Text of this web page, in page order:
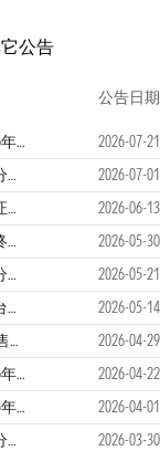
公告
公告日期
摩根全球多元配置证券投资基金(QDII-FOF)2026年第2季度报告
2026-07-21
摩根基金管理（中国）有限公司关于旗下部分基金2026年7月3日境外主要市场节假日暂停申购、赎回、定期定额投资及转换转入业务的公告
2026-07-01
摩根基金管理（中国）有限公司关于终止中证金牛（北京）基金销售有限公司办理旗下基金相关销售业务的公告
2026-06-13
摩根士丹利基金管理（中国）有限公司关于终止与中证金牛（北京）基金销售有限公司合作关系的公告
2026-05-30
摩根基金管理（中国）有限公司关于旗下部分基金2026年5月25日境外主要市场节假日暂停申购、赎回、定期定额投资及转换转入业务的公告
2026-05-21
摩根基金管理（中国）有限公司直销交易平台费率公告
2026-05-14
上投摩根全球多元配置证券投资基金(QDII)发售公告
2026-04-29
摩根全球多元配置证券投资基金(QDII-FOF)2026年第1季度报告
2026-04-22
摩根全球多元配置证券投资基金(QDII-FOF)2025年年度报告
2026-04-01
摩根基金管理（中国）有限公司关于旗下部分基金境外主要市场节假日暂停申购、赎回、定期定额投资及转换转入业务的公告 2026-03-30